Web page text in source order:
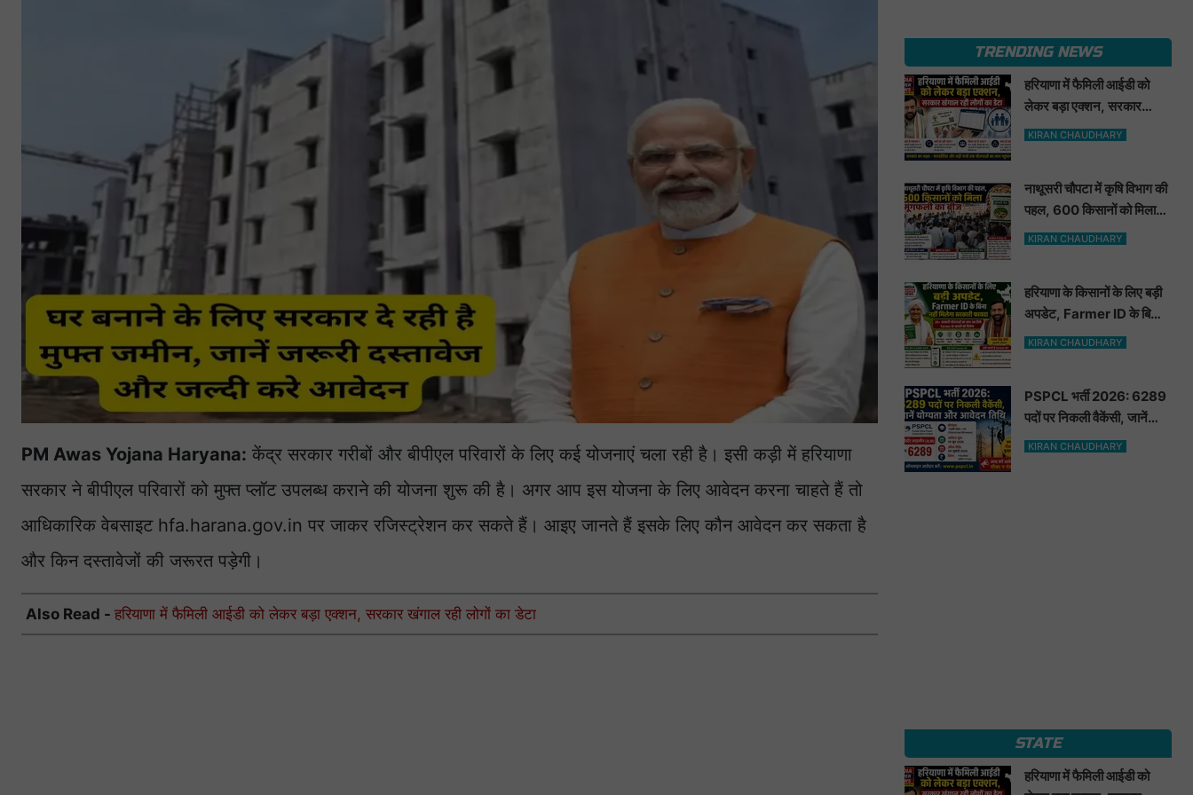
PM Awas Yojana Haryana: केंद्र सरकार गरीबों और बीपीएल परिवारों के लिए कई योजनाएं चला रही है। इसी कड़ी में हरियाणा
सरकार ने बीपीएल परिवारों को मुफ्त प्लॉट उपलब्ध कराने की योजना शुरू की है। अगर आप इस योजना के लिए आवेदन करना चाहते हैं तो
आधिकारिक वेबसाइट hfa.harana.gov.in पर जाकर रजिस्ट्रेशन कर सकते हैं। आइए जानते हैं इसके लिए कौन आवेदन कर सकता है
और किन दस्तावेजों की जरूरत पड़ेगी।
Also Read - हरियाणा में फैमिली आईडी को लेकर बड़ा एक्शन, सरकार खंगाल रही लोगों का डेटा
TRENDING NEWS
हरियाणा में फैमिली आईडी को
लेकर बड़ा एक्शन, सरकार
खंगाल रही लोगों का डेटा
KIRAN CHAUDHARY
नाथूसरी चौपटा में कृषि विभाग की
पहल, 600 किसानों को मिला
मूंगफली का बीज
KIRAN CHAUDHARY
हरियाणा के किसानों के लिए बड़ी
अपडेट, Farmer ID के बिना
नहीं मिलेगा सरकारी फायदा
KIRAN CHAUDHARY
PSPCL भर्ती 2026: 6289
पदों पर निकली वैकेंसी, जानें
योग्यता और आवेदन तिथि
KIRAN CHAUDHARY
STATE
हरियाणा में फैमिली आईडी को